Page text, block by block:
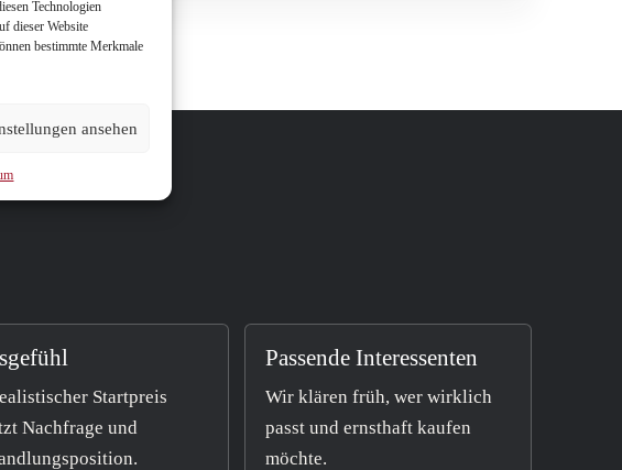
Technologien
dieser Website
bestimmte Merkmale
ansehen
Startpreis
Nachfrage und
Passende Interessenten
Wir klären früh, wer wirklich
passt und ernsthaft kaufen
möchte.